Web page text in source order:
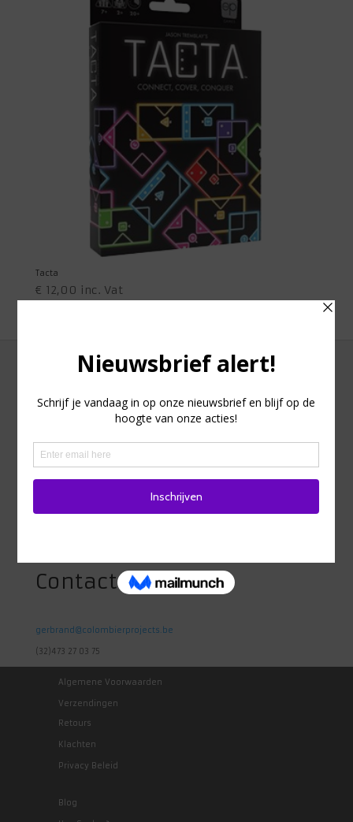
Tacta
€ 12,00 inc. Vat
Adres
Heidestraat 98
Contact
gerbrand@colombierprojects.be
(32)473 27 03 75
Algemene Voorwaarden
Verzendingen
Retours
Klachten
Privacy Beleid
Blog